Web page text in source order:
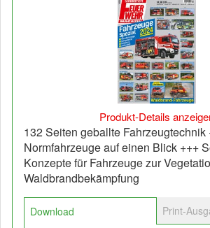
Produkt-Details
132 Seiten geballte Fahrzeugtechnik
Normfahrzeuge auf einen Blick +++
Konzepte für Fahrzeuge zur
Waldbrandbekämpfung
Download Print-